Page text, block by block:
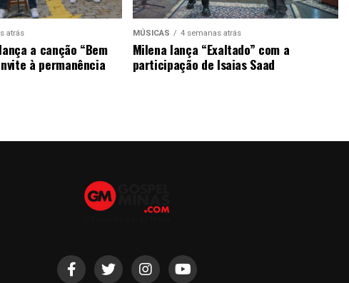
atrás
a canção “Bem
à permanência
MÚSICAS 4 semanas atrás
Milena lança “Exaltado” com a
participação de Isaias Saad